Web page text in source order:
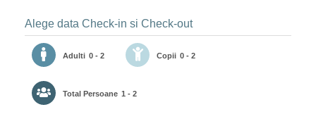
Alege data Check-in si Check-out
Adulti 0 - 2 Copii 0 - 2
Total Persoane 1 - 2